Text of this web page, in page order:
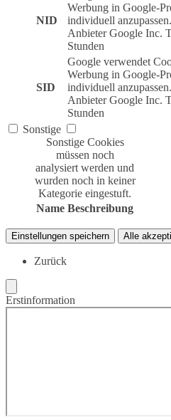
NID
Werbung in Google-
individuell anzupassen.
Anbieter Google Inc.
Stunden
SID
Google verwendet
Werbung in Google-
individuell anzupassen.
Anbieter Google Inc.
Stunden
Sonstige
Sonstige Cookies
müssen noch
analysiert werden und
wurden noch in keiner
Kategorie eingestuft.
Name Beschreibung
Einstellungen speichern Alle
Zurück
Erstinformation